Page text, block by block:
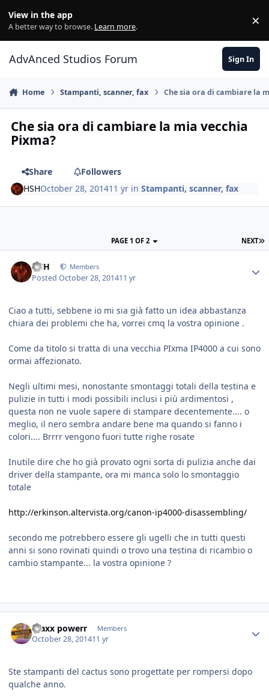
View in the app
A better way to browse. Learn more. ×
AdvAnced Studios Forum Sign In
Home Stampanti, scanner, fax Che sia ora di cambiare la
Che sia ora di cambiare la mia vecchia
Pixma?
Share
Followers
HSHOctober 28, 201411 yr inStampanti, scanner, fax
NEXT
PAGE 1 OF 2
HSH Members
PostedOctober 28, 201411 yr
Ciao a tutti, sebbene io mi sia già fatto un idea abbastanza
chiara dei problemi che ha, vorrei cmq la vostra opinione .
Come da titolo si tratta di una vecchia PIxma IP4000 a cui sono
ormai affezionato.
Negli ultimi mesi, nonostante smontaggi totali della testina e
pulizie in tutti i modi possibili inclusi i più ardimentosi ,
questa non ne vuole sapere di stampare decentemente.... o
meglio, il nero sembra andare bene ma quando si fanno i
colori.... Brrrr vengono fuori tutte righe rosate
Inutile dire che ho già provato ogni sorta di pulizia anche dai
driver della stampante, ora mi manca solo lo smontaggio
totale
http://erkinson.altervista.org/canon-ip4000-disassembling/
secondo me potrebbero essere gli ugelli che in tutti questi
anni si sono rovinati quindi o trovo una testina di ricambio o
cambio stampante... la vostra opinione ?
maxx powerr Members
October 28, 201411 yr
Ste stampanti del cactus sono progettate per rompersi dopo
qualche anno.